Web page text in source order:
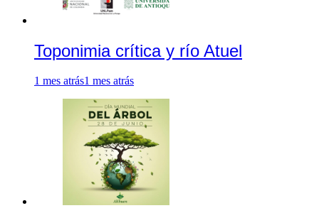
Toponimia crítica y río Atuel
1 mes atrás1 mes atrás